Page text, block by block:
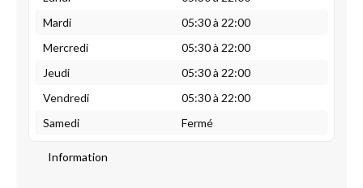
Mardi
05:30 à 22:00
Mercredi
05:30 à 22:00
Jeudi
05:30 à 22:00
Vendredi
05:30 à 22:00
Samedi
Fermé
Information